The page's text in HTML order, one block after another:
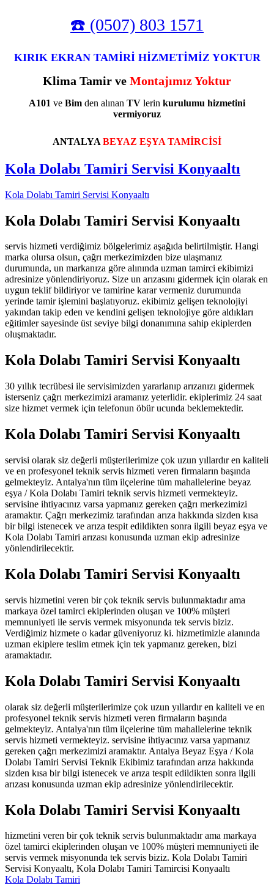
☎️ (0507) 803 1571
KIRIK EKRAN TAMİRİ HİZMETİMİZ YOKTUR
Klima Tamir ve Montajımız Yoktur
A101 ve Bim den alınan TV lerin kurulumu hizmetini
vermiyoruz
ANTALYA BEYAZ EŞYA TAMİRCİSİ
Kola Dolabı Tamiri Servisi Konyaaltı
Kola Dolabı Tamiri Servisi Konyaaltı
Kola Dolabı Tamiri Servisi Konyaaltı
servis hizmeti verdiğimiz bölgelerimiz aşağıda belirtilmiştir. Hangi
marka olursa olsun, çağrı merkezimizden bize ulaşmanız
durumunda, un markanıza göre alınında uzman tamirci ekibimizi
adresinize yönlendiriyoruz. Size un arızasını gidermek için olarak en
uygun teklif bildiriyor ve tamirine karar vermeniz durumunda
yerinde tamir işlemini başlatıyoruz. ekibimiz gelişen teknolojiyi
yakından takip eden ve kendini gelişen teknolojiye göre aldıkları
eğitimler sayesinde üst seviye bilgi donanımına sahip ekiplerden
oluşmaktadır.
Kola Dolabı Tamiri Servisi Konyaaltı
30 yıllık tecrübesi ile servisimizden yararlanıp arızanızı gidermek
isterseniz çağrı merkezimizi aramanız yeterlidir. ekiplerimiz 24 saat
size hizmet vermek için telefonun öbür ucunda beklemektedir.
Kola Dolabı Tamiri Servisi Konyaaltı
servisi olarak siz değerli müşterilerimize çok uzun yıllardır en kaliteli
ve en profesyonel teknik servis hizmeti veren firmaların başında
gelmekteyiz. Antalya'nın tüm ilçelerine tüm mahallelerine beyaz
eşya / Kola Dolabı Tamiri teknik servis hizmeti vermekteyiz.
servisine ihtiyacınız varsa yapmanız gereken çağrı merkezimizi
aramaktır. Çağrı merkezimiz tarafından arıza hakkında sizden kısa
bir bilgi istenecek ve arıza tespit edildikten sonra ilgili beyaz eşya ve
Kola Dolabı Tamiri arızası konusunda uzman ekip adresinize
yönlendirilecektir.
Kola Dolabı Tamiri Servisi Konyaaltı
servis hizmetini veren bir çok teknik servis bulunmaktadır ama
markaya özel tamirci ekiplerinden oluşan ve 100% müşteri
memnuniyeti ile servis vermek misyonunda tek servis biziz.
Verdiğimiz hizmete o kadar güveniyoruz ki. hizmetimizle alanında
uzman ekiplere teslim etmek için tek yapmanız gereken, bizi
aramaktadır.
Kola Dolabı Tamiri Servisi Konyaaltı
olarak siz değerli müşterilerimize çok uzun yıllardır en kaliteli ve en
profesyonel teknik servis hizmeti veren firmaların başında
gelmekteyiz. Antalya'nın tüm ilçelerine tüm mahallelerine teknik
servis hizmeti vermekteyiz. servisine ihtiyacınız varsa yapmanız
gereken çağrı merkezimizi aramaktır. Antalya Beyaz Eşya / Kola
Dolabı Tamiri Servisi Teknik Ekibimiz tarafından arıza hakkında
sizden kısa bir bilgi istenecek ve arıza tespit edildikten sonra ilgili
arızası konusunda uzman ekip adresinize yönlendirilecektir.
Kola Dolabı Tamiri Servisi Konyaaltı
hizmetini veren bir çok teknik servis bulunmaktadır ama markaya
özel tamirci ekiplerinden oluşan ve 100% müşteri memnuniyeti ile
servis vermek misyonunda tek servis biziz. Kola Dolabı Tamiri
Servisi Konyaaltı, Kola Dolabı Tamiri Tamircisi Konyaaltı
Kola Dolabı Tamiri